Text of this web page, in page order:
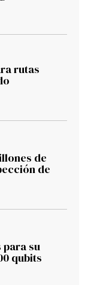
rutas
de
de
su
qubits